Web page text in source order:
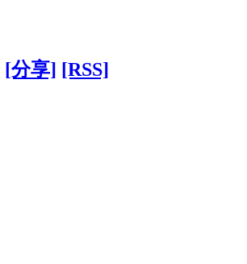
[分享] [RSS]